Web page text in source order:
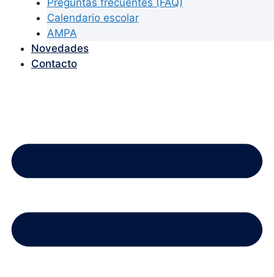
Calendario escolar
AMPA
Novedades
Contacto